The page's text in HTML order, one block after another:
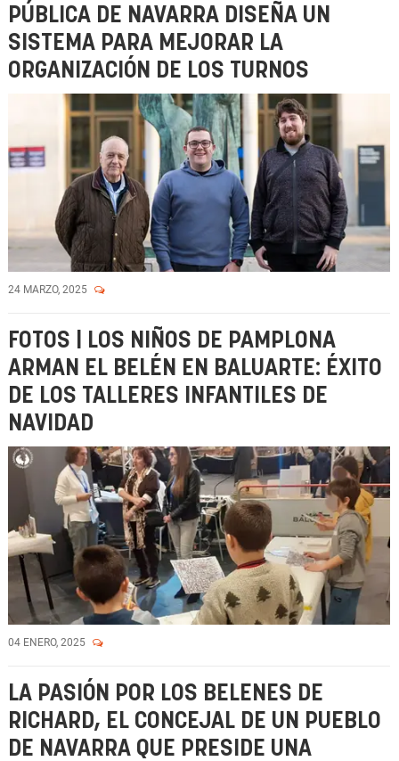
PÚBLICA DE NAVARRA DISEÑA UN
SISTEMA PARA MEJORAR LA
ORGANIZACIÓN DE LOS TURNOS
24 MARZO, 2025
FOTOS | LOS NIÑOS DE PAMPLONA
ARMAN EL BELÉN EN BALUARTE: ÉXITO
DE LOS TALLERES INFANTILES DE
NAVIDAD
04 ENERO, 2025
LA PASIÓN POR LOS BELENES DE
RICHARD, EL CONCEJAL DE UN PUEBLO
DE NAVARRA QUE PRESIDE UNA